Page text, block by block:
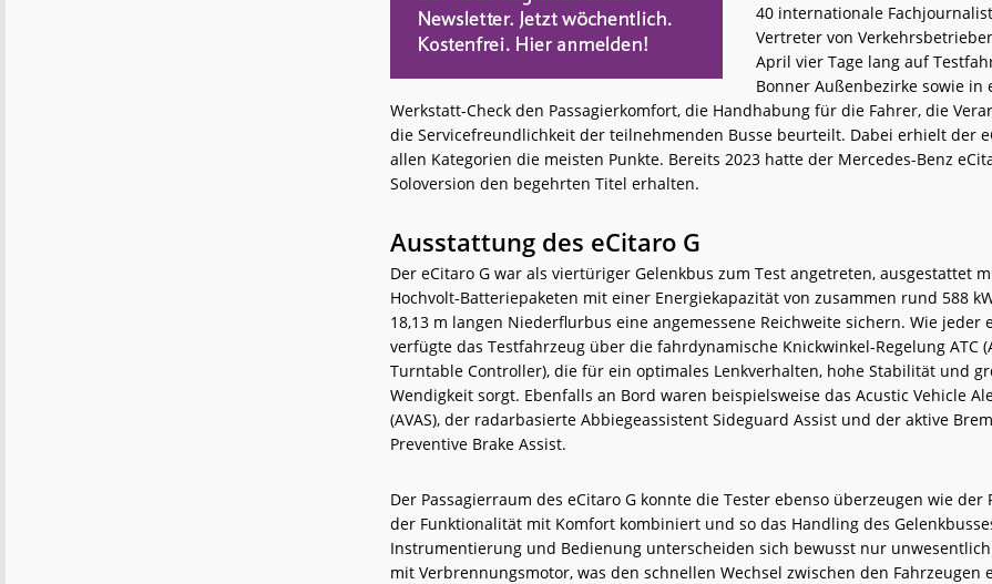
40 internationale
Vertreter von
April vier Tage lang auf
Bonner Außenbezirke sowie in
Werkstatt-Check den Passagierkomfort, die Handhabung für die Fahrer, die
die Servicefreundlichkeit der teilnehmenden Busse beurteilt. Dabei erhielt der
allen Kategorien die meisten Punkte. Bereits 2023 hatte der Mercedes-Benz
Soloversion den begehrten Titel erhalten.
Ausstattung des eCitaro G
Der eCitaro G war als viertüriger Gelenkbus zum Test angetreten, ausgestattet
Hochvolt-Batteriepaketen mit einer Energiekapazität von zusammen rund 588
18,13 m langen Niederflurbus eine angemessene Reichweite sichern. Wie jeder
verfügte das Testfahrzeug über die fahrdynamische Knickwinkel-Regelung ATC
Turntable Controller), die für ein optimales Lenkverhalten, hohe Stabilität und
Wendigkeit sorgt. Ebenfalls an Bord waren beispielsweise das Acustic Vehicle
(AVAS), der radarbasierte Abbiegeassistent Sideguard Assist und der aktive
Preventive Brake Assist.
Der Passagierraum des eCitaro G konnte die Tester ebenso überzeugen wie der
der Funktionalität mit Komfort kombiniert und so das Handling des
Instrumentierung und Bedienung unterscheiden sich bewusst nur
mit Verbrennungsmotor, was den schnellen Wechsel zwischen den Fahrzeugen